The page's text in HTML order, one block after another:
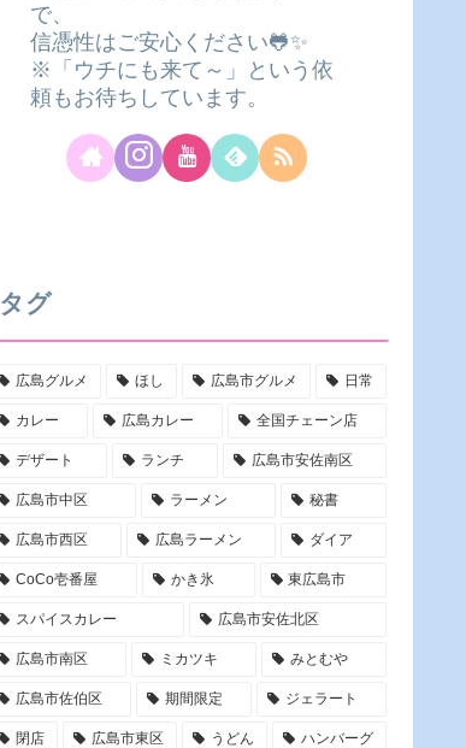
で、
信憑性はご安心ください🐸✨
※「ウチにも来て～」という依
頼もお待ちしています。
タグ
広島グルメ ほし 広島市グルメ 日常
カレー 広島カレー 全国チェーン店
デザート ランチ 広島市安佐南区
広島市中区 ラーメン 秘書
広島市西区 広島ラーメン ダイア
CoCo壱番屋 かき氷 東広島市
スパイスカレー 広島市安佐北区
広島市南区 ミカツキ みとむや
広島市佐伯区 期間限定 ジェラート
閉店 広島市東区 うどん ハンバーグ